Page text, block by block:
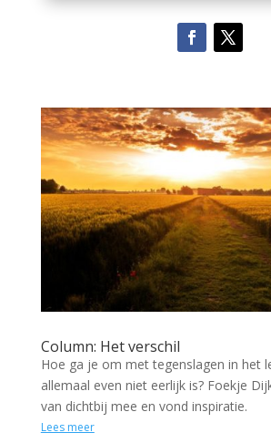
Column: Het verschil
Hoe ga je om met tegenslagen in het
allemaal even niet eerlijk is? Foekje
van dichtbij mee en vond inspiratie.
Lees meer